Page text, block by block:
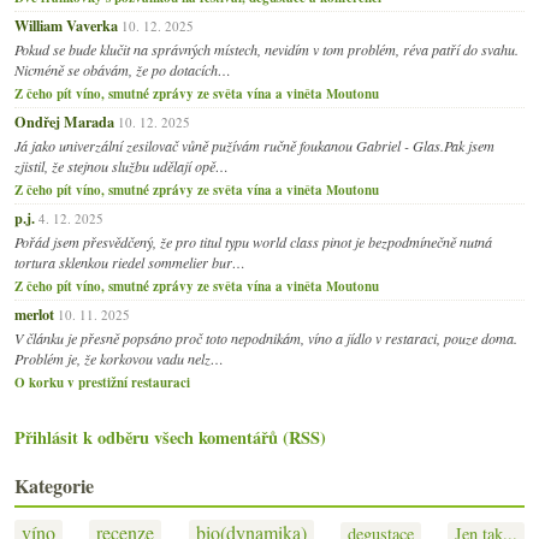
William Vaverka 10. 12. 2025
Pokud se bude klučit na správných místech, nevidím v tom problém, réva patří do svahu.
Nicméně se obávám, že po dotacích…
Z čeho pít víno, smutné zprávy ze světa vína a viněta Moutonu
Ondřej Marada 10. 12. 2025
Já jako univerzální zesilovač vůně pužívám ručně foukanou Gabriel - Glas.Pak jsem
zjistil, že stejnou službu udělají opě…
Z čeho pít víno, smutné zprávy ze světa vína a viněta Moutonu
p.j. 4. 12. 2025
Pořád jsem přesvědčený, že pro titul typu world class pinot je bezpodmínečně nutná
tortura sklenkou riedel sommelier bur…
Z čeho pít víno, smutné zprávy ze světa vína a viněta Moutonu
merlot 10. 11. 2025
V článku je přesně popsáno proč toto nepodnikám, víno a jídlo v restaraci, pouze doma.
Problém je, že korkovou vadu nelz…
O korku v prestižní restauraci
Přihlásit k odběru všech komentářů (RSS)
Kategorie
víno recenze bio(dynamika) degustace Jen tak...